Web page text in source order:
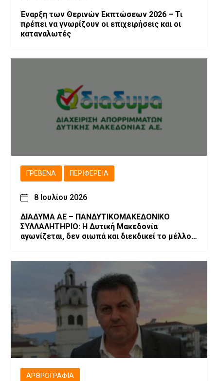
Έναρξη των Θερινών Εκπτώσεων 2026 – Τι
πρέπει να γνωρίζουν οι επιχειρήσεις και οι
καταναλωτές
ΓΡΕΒΕΝΆ ΠΕΡΙΦΈΡΕΙΑ
8 Ιουλίου 2026
ΔΙΑΔΥΜΑ ΑΕ – ΠΑΝΔΥΤΙΚΟΜΑΚΕΔΟΝΙΚΟ
ΣΥΛΛΑΛΗΤΗΡΙΟ: Η Δυτική Μακεδονία
αγωνίζεται, δεν σιωπά και διεκδικεί το μέλλον
ΑΡΘΡΟΓΡΑΦΊΑ